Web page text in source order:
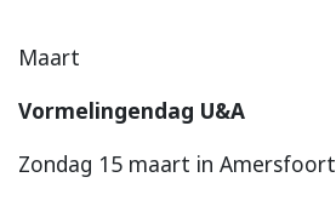
Maart
Vormelingendag U&A
Zondag 15 maart in Amersfoort